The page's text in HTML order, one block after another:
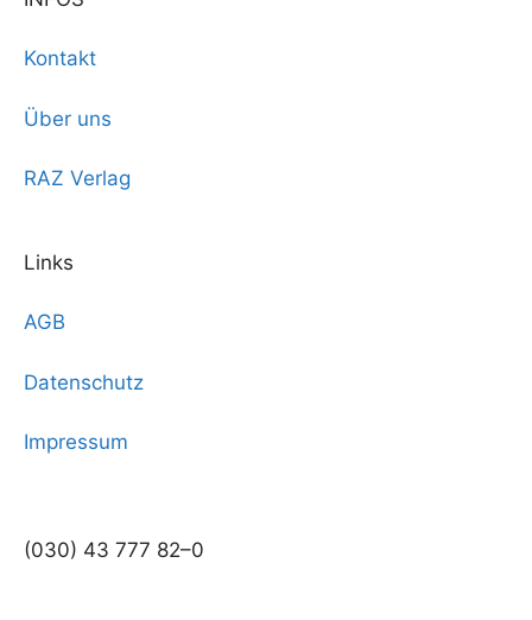
Kontakt
Über uns
RAZ Verlag
Links
AGB
Datenschutz
Impressum
(030) 43 777 82–0